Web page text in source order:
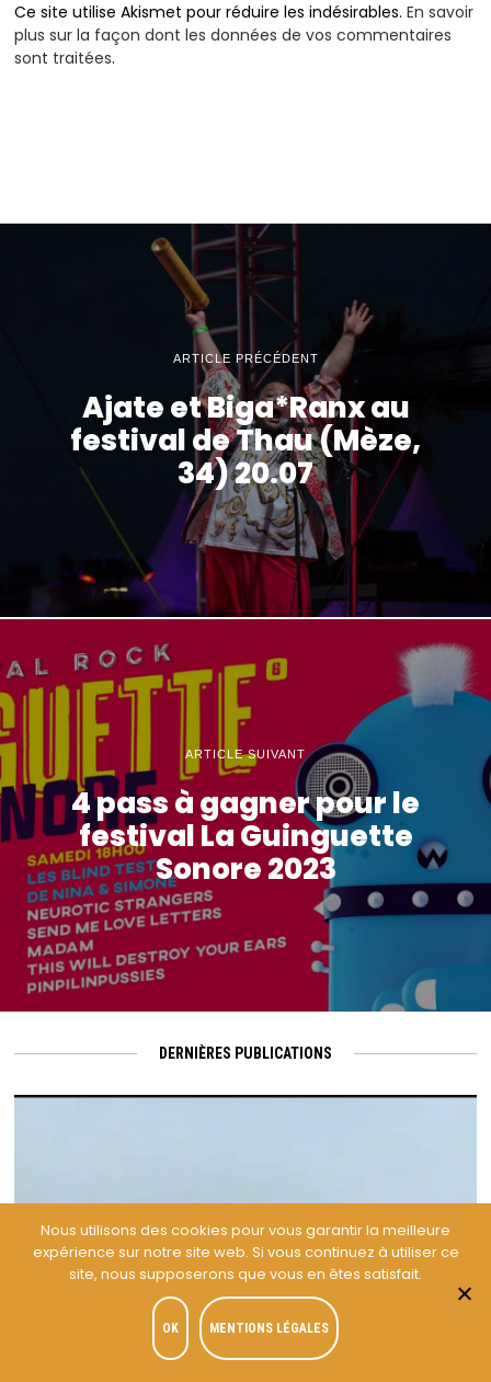
Ce site utilise Akismet pour réduire les indésirables.En savoir
plus sur la façon dont les données de vos commentaires
sont traitées.
ARTICLE PRÉCÉDENT
Ajate et Biga*Ranx au
festival de Thau (Mèze,
34) 20.07
ARTICLE SUIVANT
4 pass à gagner pour le
festival La Guinguette
Sonore 2023
DERNIÈRES PUBLICATIONS
Nous utilisons des cookies pour vous garantir la meilleure
expérience sur notre site web. Si vous continuez à utiliser ce
site, nous supposerons que vous en êtes satisfait.
OK MENTIONS LÉGALES